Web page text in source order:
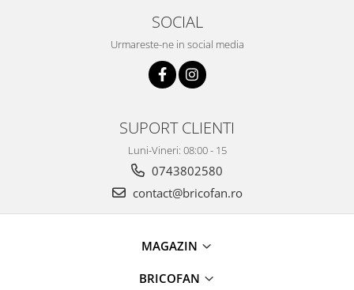
Kituri de siguranta si supravietuire
Accesorii ingrijire casa
Accesorii maturi, mopuri si galeti
Aspiratoare electrice
SOCIAL
Urmareste-ne in social media
SUPORT CLIENTI
Luni-Vineri: 08:00 - 15
0743802580
contact@bricofan.ro
MAGAZIN
BRICOFAN